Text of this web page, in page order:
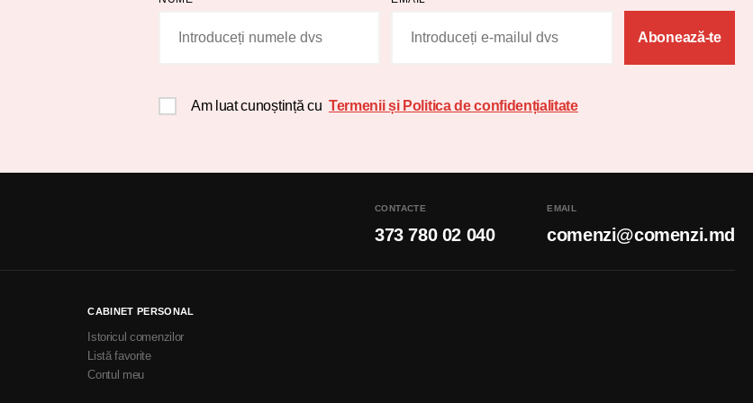
Abonează-te
Am luat cunoștință cu Termenii și Politica de confidențialitate
CONTACTE
373 780 02 040
EMAIL
comenzi@comenzi.md
CABINET PERSONAL
Istoricul comenzilor
Listă favorite
Contul meu